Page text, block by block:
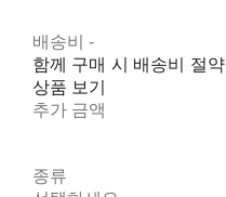
배송비-
함께 구매 시 배송비 절약
상품 보기
추가 금액
종류